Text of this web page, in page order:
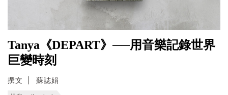
Tanya《DEPART》──用音樂記錄世界
巨變時刻
撰文 蘇誌娟